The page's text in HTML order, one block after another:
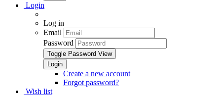
Login
Log in
Email
Password
Toggle Password View
Create a new account
Forgot password?
Wish list